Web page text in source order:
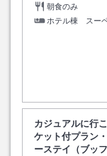
朝食のみ
ホテル棟 スーペ
カジュアルに行
ケット付プラン
ーステイ（ブッ